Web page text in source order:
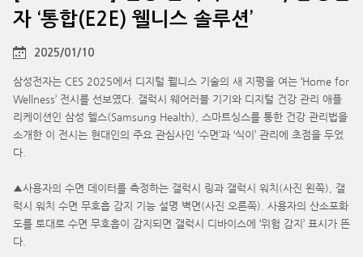
자 ‘통합(E2E) 웰니스 솔루션’
2025/01/10
삼성전자는 CES 2025에서 디지털 웰니스 기술의 새 지평을 여는 ‘Home for
Wellness’ 전시를 선보였다. 갤럭시 웨어러블 기기와 디지털 건강 관리 애플
리케이션인 삼성 헬스(Samsung Health), 스마트싱스를 통한 건강 관리법을
소개한 이 전시는 현대인의 주요 관심사인 ‘수면’과 ‘식이’ 관리에 초점을 두었
다.
▲사용자의 수면 데이터를 측정하는 갤럭시 링과 갤럭시 워치(사진 왼쪽), 갤
럭시 워치 수면 무호흡 감지 기능 설명 벽면(사진 오른쪽). 사용자의 산소포화
도를 토대로 수면 무호흡이 감지되면 갤럭시 디바이스에 ‘위험 감지’ 표시가 뜬
다.